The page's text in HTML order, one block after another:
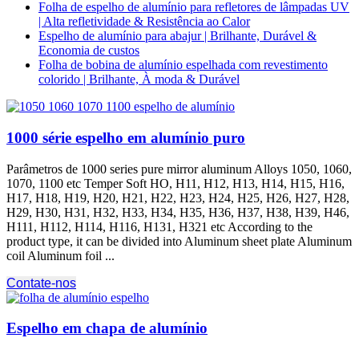
Folha de espelho de alumínio para refletores de lâmpadas UV
| Alta refletividade & Resistência ao Calor
Espelho de alumínio para abajur | Brilhante, Durável &
Economia de custos
Folha de bobina de alumínio espelhada com revestimento
colorido | Brilhante, À moda & Durável
1000 série espelho em alumínio puro
Parâmetros de 1000 series pure mirror aluminum Alloys 1050, 1060,
1070, 1100 etc Temper Soft HO, H11, H12, H13, H14, H15, H16,
H17, H18, H19, H20, H21, H22, H23, H24, H25, H26, H27, H28,
H29, H30, H31, H32, H33, H34, H35, H36, H37, H38, H39, H46,
H111, H112, H114, H116, H131, H321 etc According to the
product type, it can be divided into Aluminum sheet plate Aluminum
coil Aluminum foil ...
Contate-nos
Espelho em chapa de alumínio